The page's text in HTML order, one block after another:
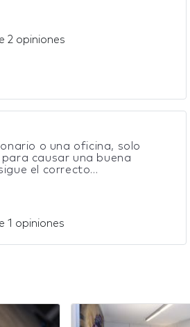
2 opiniones
o una oficina, solo
causar una buena
el correcto...
1 opiniones